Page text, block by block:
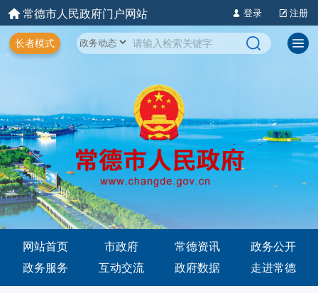
常德市人民政府门户网站 登录 注册
长者模式
网站首页 市政府 常德资讯
政务公开
政务服务
互动交流 政府数据 走进常德